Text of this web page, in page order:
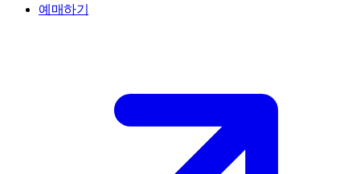
예매하기